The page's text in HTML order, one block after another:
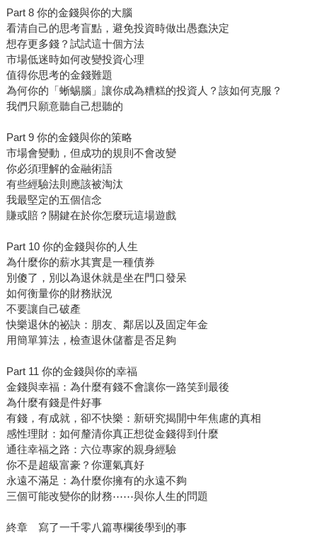
Part 8 你的金錢與你的大腦
看清自己的思考盲點，避免投資時做出愚蠢決定
想存更多錢？試試這十個方法
市場低迷時如何改變投資心理
值得你思考的金錢難題
為何你的「蜥蜴腦」讓你成為糟糕的投資人？該如何克服？
我們只願意聽自己想聽的
Part 9 你的金錢與你的策略
市場會變動，但成功的規則不會改變
你必須理解的金融術語
有些經驗法則應該被淘汰
我最堅定的五個信念
賺或賠？關鍵在於你怎麼玩這場遊戲
Part 10 你的金錢與你的人生
為什麼你的薪水其實是一種債券
別傻了，別以為退休就是坐在門口發呆
如何衡量你的財務狀況
不要讓自己破產
快樂退休的祕訣：朋友、鄰居以及固定年金
用簡單算法，檢查退休儲蓄是否足夠
Part 11 你的金錢與你的幸福
金錢與幸福：為什麼有錢不會讓你一路笑到最後
為什麼有錢是件好事
有錢，有成就，卻不快樂：新研究揭開中年焦慮的真相
感性理財：如何釐清你真正想從金錢得到什麼
通往幸福之路：六位專家的親身經驗
你不是超級富豪？你運氣真好
永遠不滿足：為什麼你擁有的永遠不夠
三個可能改變你的財務⋯⋯與你人生的問題
終章 寫了一千零八篇專欄後學到的事